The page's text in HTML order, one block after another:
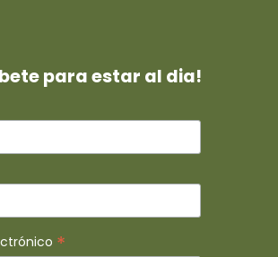
para estar al dia!
*